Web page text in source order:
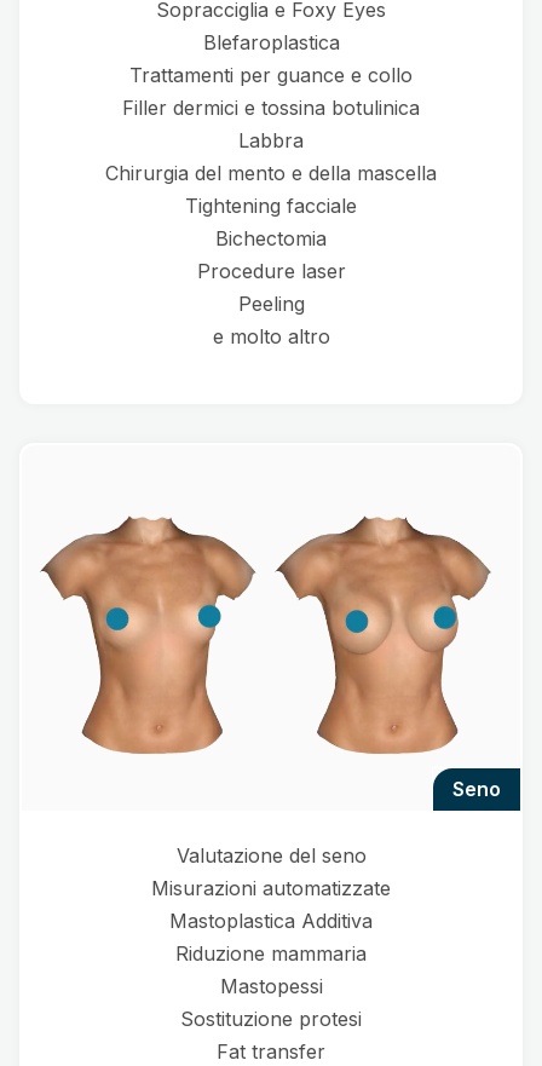
Sopracciglia e Foxy Eyes
Blefaroplastica
Trattamenti per guance e collo
Filler dermici e tossina botulinica
Labbra
Chirurgia del mento e della mascella
Tightening facciale
Bichectomia
Procedure laser
Peeling
e molto altro
seno
Valutazione del seno
Misurazioni automatizzate
Mastoplastica Additiva
Riduzione mammaria
Mastopessi
Sostituzione protesi
Fat transfer